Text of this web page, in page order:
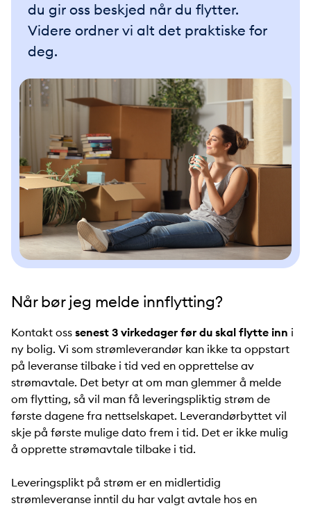
du gir oss beskjed når du flytter.
Videre ordner vi alt det praktiske for
deg.
Når bør jeg melde innflytting?
Kontakt oss senest 3 virkedager før du skal flytte inn i
ny bolig. Vi som strømleverandør kan ikke ta oppstart
på leveranse tilbake i tid ved en opprettelse av
strømavtale. Det betyr at om man glemmer å melde
om flytting, så vil man få leveringspliktig strøm de
første dagene fra nettselskapet. Leverandørbyttet vil
skje på første mulige dato frem i tid. Det er ikke mulig
å opprette strømavtale tilbake i tid.
Leveringsplikt på strøm er en midlertidig
strømleveranse inntil du har valgt avtale hos en